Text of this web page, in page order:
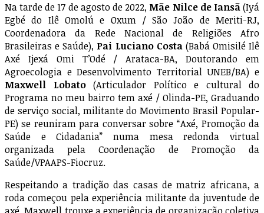
Na tarde de 17 de agosto de 2022, Mãe Nilce de Iansã(Iyá
Egbé do Ilê Omolú e Oxum / São João de Meriti-RJ,
Coordenadora da Rede Nacional de Religiões Afro
Brasileiras e Saúde), Pai Luciano Costa (Babá Omisilé Ilê
Axé Ijexá Omi T’Odé / Arataca-BA, Doutorando em
Agroecologia e Desenvolvimento Territorial UNEB/BA) e
Maxwell Lobato (Articulador Político e cultural do
Programa no meu bairro tem axé / Olinda-PE, Graduando
de serviço social, militante do Movimento Brasil Popular-
PE) se reuniram para conversar sobre “Axé, Promoção da
Saúde e Cidadania” numa mesa redonda virtual
organizada pela Coordenação de Promoção da
Saúde/VPAAPS-Fiocruz.
Respeitando a tradição das casas de matriz africana, a
roda começou pela experiência militante da juventude de